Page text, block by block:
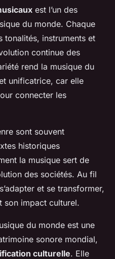
est l’un des
du monde. Chaque
tonalités, instruments et
continue des
rend la musique du
unificatrice, car elle
connecter les
sont souvent
historiques
la musique sert de
des sociétés. Au fil
et se transformer,
son impact culturel.
du monde est une
sonore mondial,
culturelle. Elle